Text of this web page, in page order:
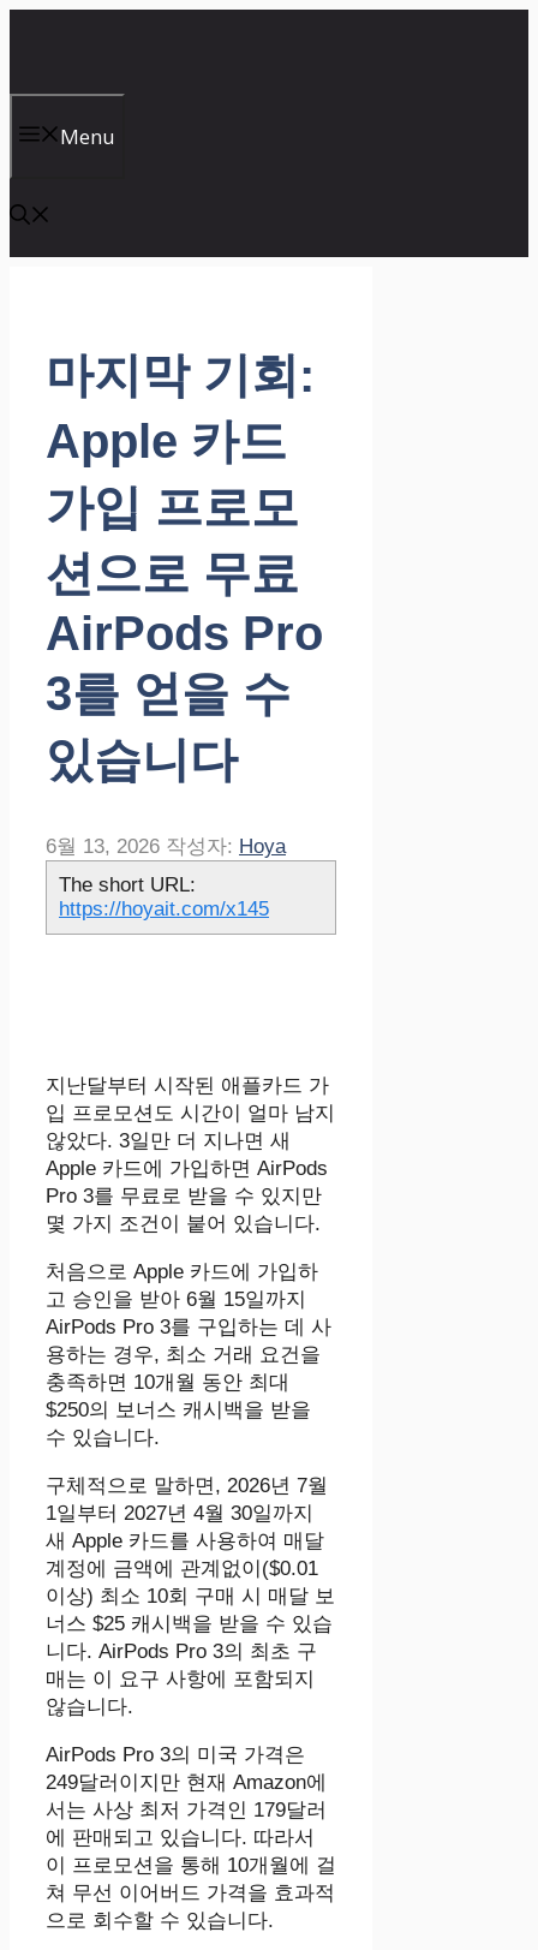
건
기
Menu
마지막 기회:
Apple 카드
가입 프로모
션으로 무료
AirPods Pro
3를 얻을 수
있습니다
6월 13, 2026 작성자: Hoya
The short URL:
https://hoyait.com/x145
지난달부터 시작된 애플카드 가
입 프로모션도 시간이 얼마 남지
않았다. 3일만 더 지나면 새
Apple 카드에 가입하면 AirPods
Pro 3를 무료로 받을 수 있지만
몇 가지 조건이 붙어 있습니다.
처음으로 Apple 카드에 가입하
고 승인을 받아 6월 15일까지
AirPods Pro 3를 구입하는 데 사
용하는 경우, 최소 거래 요건을
충족하면 10개월 동안 최대
$250의 보너스 캐시백을 받을
수 있습니다.
구체적으로 말하면, 2026년 7월
1일부터 2027년 4월 30일까지
새 Apple 카드를 사용하여 매달
계정에 금액에 관계없이($0.01
이상) 최소 10회 구매 시 매달 보
너스 $25 캐시백을 받을 수 있습
니다. AirPods Pro 3의 최초 구
매는 이 요구 사항에 포함되지
않습니다.
AirPods Pro 3의 미국 가격은
249달러이지만 현재 Amazon에
서는 사상 최저 가격인 179달러
에 판매되고 있습니다. 따라서
이 프로모션을 통해 10개월에 걸
쳐 무선 이어버드 가격을 효과적
으로 회수할 수 있습니다.